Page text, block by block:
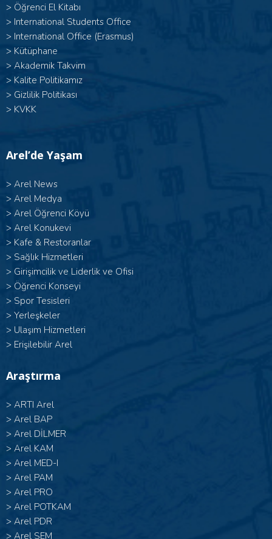
> Öğrenci El Kitabı
> International Students Office
> International Office (Erasmus)
> Kütüphane
> Akademik Takvim
> Kalite Politikamız
> Gizlilik Politikası
> KVKK
Arel’de Yaşam
> Arel News
> Arel Medya
> Arel Öğrenci Köyü
> Arel Konukevi
> Kafe & Restoranlar
> Sağlık Hizmetleri
> Girişimcilik ve Liderlik ve Ofisi
> Öğrenci Konseyi
> Spor Tesisleri
> Yerleşkeler
> Ulaşım Hizmetleri
> Erişilebilir Arel
Araştırma
> ARTI Arel
> Arel BAP
> Arel DİLMER
> Arel KAM
> Arel MED-I
> Arel PAM
> Arel PRO
> Arel POTKAM
> Arel PDR
> Arel SEM